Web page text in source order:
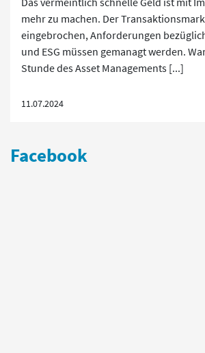
mehr zu machen. Der
eingebrochen, Anforderungen
und ESG müssen gemanagt werden.
Stunde des Asset Managements [...]
11.07.2024
Facebook